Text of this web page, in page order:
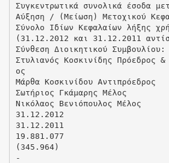
Συγκεντρωτικά συνολικά έσοδα
Αύξηση / (Μείωση) Μετοχικού
Σύνολο Ιδίων Κεφαλαίων λήξης
(31.12.2012 και 31.12.2011
Σύνθεση Διοικητικού Συμβουλίου:
Στυλιανός Κοσκινίδης Πρόεδρος
ος
Μάρθα Κοσκινίδου Αντιπρόεδρος
Σωτήριος Γκάμαρης Μέλος
Νικόλαος Βενιόπουλος Μέλος
31.12.2012
31.12.2011
19.881.077
(345.964)
-